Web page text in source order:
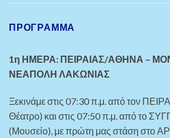
ΠΡΌΓΡΑΜΜΑ
1η ΗΜΕΡΑ: ΠΕΙΡΑΙΑΣ/ΑΘΗΝΑ –
ΝΕΑΠΟΛΗ ΛΑΚΩΝΙΑΣ
Ξεκινάμε στις 07:30 π.μ. από τον
Θέατρο) και στις 07:50 π.μ. από το
(Μουσείο), με πρώτη μας στάση στο